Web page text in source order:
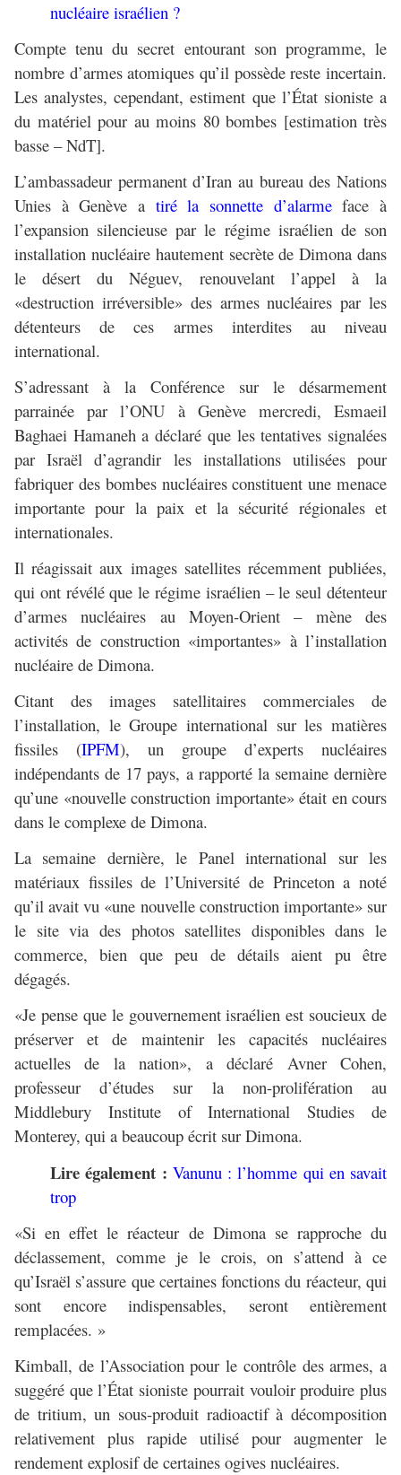
nucléaire israélien ?
Compte tenu du secret entourant son programme, le
nombre d’armes atomiques qu’il possède reste incertain.
Les analystes, cependant, estiment que l’État sioniste a
du matériel pour au moins 80 bombes [estimation très
basse – NdT].
L’ambassadeur permanent d’Iran au bureau des Nations
Unies à Genève a tiré la sonnette d’alarmeface à
l’expansion silencieuse par le régime israélien de son
installation nucléaire hautement secrète de Dimona dans
le désert du Néguev, renouvelant l’appel à la
«destruction irréversible» des armes nucléaires par les
détenteurs de ces armes interdites au niveau
international.
S’adressant à la Conférence sur le désarmement
parrainée par l’ONU à Genève mercredi, Esmaeil
Baghaei Hamaneh a déclaré que les tentatives signalées
par Israël d’agrandir les installations utilisées pour
fabriquer des bombes nucléaires constituent une menace
importante pour la paix et la sécurité régionales et
internationales.
Il réagissait aux images satellites récemment publiées,
qui ont révélé que le régime israélien – le seul détenteur
d’armes nucléaires au Moyen-Orient – mène des
activités de construction «importantes» à l’installation
nucléaire de Dimona.
Citant des images satellitaires commerciales de
l’installation, le Groupe international sur les matières
fissiles (IPFM), un groupe d’experts nucléaires
indépendants de 17 pays, a rapporté la semaine dernière
qu’une «nouvelle construction importante» était en cours
dans le complexe de Dimona.
La semaine dernière, le Panel international sur les
matériaux fissiles de l’Université de Princeton a noté
qu’il avait vu «une nouvelle construction importante» sur
le site via des photos satellites disponibles dans le
commerce, bien que peu de détails aient pu être
dégagés.
«Je pense que le gouvernement israélien est soucieux de
préserver et de maintenir les capacités nucléaires
actuelles de la nation», a déclaré Avner Cohen,
professeur d’études sur la non-prolifération au
Middlebury Institute of International Studies de
Monterey, qui a beaucoup écrit sur Dimona.
Lire également : Vanunu : l’homme qui en savait
trop
«Si en effet le réacteur de Dimona se rapproche du
déclassement, comme je le crois, on s’attend à ce
qu’Israël s’assure que certaines fonctions du réacteur, qui
sont encore indispensables, seront entièrement
remplacées. »
Kimball, de l’Association pour le contrôle des armes, a
suggéré que l’État sioniste pourrait vouloir produire plus
de tritium, un sous-produit radioactif à décomposition
relativement plus rapide utilisé pour augmenter le
rendement explosif de certaines ogives nucléaires.